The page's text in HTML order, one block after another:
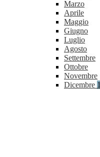
Marzo
Aprile
Maggio
Giugno
Luglio
Agosto
Settembre
Ottobre
Novembre
Dicembre 1